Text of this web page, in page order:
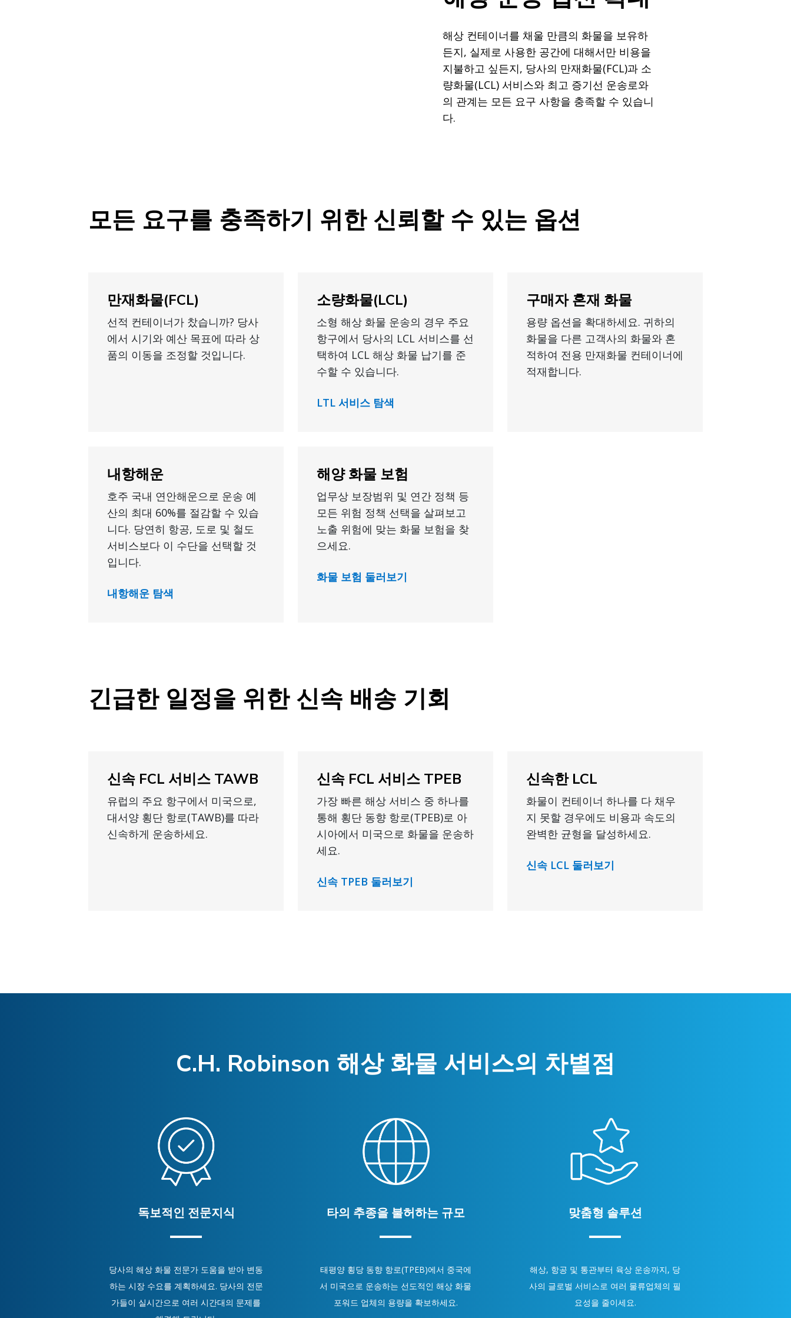
해상 컨테이너를 채울 만큼의 화물을 보유하
든지, 실제로 사용한 공간에 대해서만 비용을
지불하고 싶든지, 당사의 만재화물(FCL)과 소
량화물(LCL) 서비스와 최고 증기선 운송로와
의 관계는 모든 요구 사항을 충족할 수 있습니
다.
모든 요구를 충족하기 위한 신뢰할 수 있는 옵션
만재화물(FCL)
선적 컨테이너가 찼습니까? 당사
에서 시기와 예산 목표에 따라 상
품의 이동을 조정할 것입니다.
소량화물(LCL)
소형 해상 화물 운송의 경우 주요
항구에서 당사의 LCL 서비스를 선
택하여 LCL 해상 화물 납기를 준
수할 수 있습니다.
LTL 서비스 탐색
구매자 혼재 화물
용량 옵션을 확대하세요. 귀하의
화물을 다른 고객사의 화물와 혼
적하여 전용 만재화물 컨테이너에
적재합니다.
내항해운
호주 국내 연안해운으로 운송 예
산의 최대 60%를 절감할 수 있습
니다. 당연히 항공, 도로 및 철도
서비스보다 이 수단을 선택할 것
입니다.
내항해운 탐색
해양 화물 보험
업무상 보장범위 및 연간 정책 등
모든 위험 정책 선택을 살펴보고
노출 위험에 맞는 화물 보험을 찾
으세요.
화물 보험 둘러보기
긴급한 일정을 위한 신속 배송 기회
신속 FCL 서비스 TAWB
유럽의 주요 항구에서 미국으로,
대서양 횡단 항로(TAWB)를 따라
신속하게 운송하세요.
신속 FCL 서비스 TPEB
가장 빠른 해상 서비스 중 하나를
통해 횡단 동향 항로(TPEB)로 아
시아에서 미국으로 화물을 운송하
세요.
신속 TPEB 둘러보기
신속한 LCL
화물이 컨테이너 하나를 다 채우
지 못할 경우에도 비용과 속도의
완벽한 균형을 달성하세요.
신속 LCL 둘러보기
C.H. Robinson 해상 화물 서비스의 차별점
독보적인 전문지식
당사의 해상 화물 전문가 도움을 받아 변동
하는 시장 수요를 계획하세요. 당사의 전문
가들이 실시간으로 여러 시간대의 문제를
타의 추종을 불허하는 규모
태평양 횡당 동향 항로(TPEB)에서 중국에
서 미국으로 운송하는 선도적인 해상 화물
포워드 업체의 용량을 확보하세요.
맞춤형 솔루션
해상, 항공 및 통관부터 육상 운송까지, 당
사의 글로벌 서비스로 여러 물류업체의 필
요성을 줄이세요.